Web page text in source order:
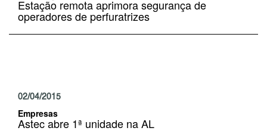
Estação remota aprimora segurança de
operadores de perfuratrizes
02/04/2015
Empresas
Astec abre 1ª unidade na AL